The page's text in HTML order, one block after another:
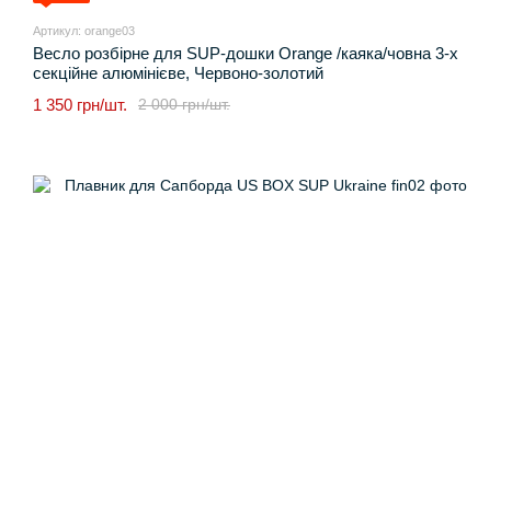
Артикул: orange03
Весло розбірне для SUP-дошки Orange /каяка/човна 3-х
секційне алюмінієве, Червоно-золотий
2 000 грн/шт.
1 350 грн/шт.